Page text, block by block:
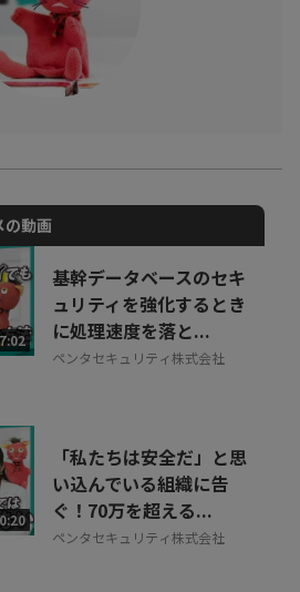
ているサービスについて
・ご質問いただけます！
でお申し込み可能
希望する 無料
の動画
基幹データベースのセキ
ュリティを強化するとき
に処理速度を落と...
ペンタセキュリティ株式会社
「私たちは安全だ」と思
い込んでいる組織に告
ぐ！70万を超える...
ペンタセキュリティ株式会社